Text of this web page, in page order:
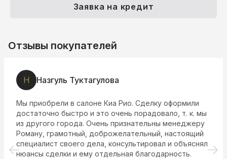
Заявка на кредит
Отзывы покупателей
Н Назгуль Туктагулова
Мы приобрели в салоне Киа Рио. Сделку оформили
достаточно быстро и это очень порадовало, т. к. мы
из другого города. Очень признательны менеджеру
Роману, грамотный, доброжелательный, настоящий
специалист своего дела, консультировал и объяснял
нюансы сделки и ему отдельная благодарность.